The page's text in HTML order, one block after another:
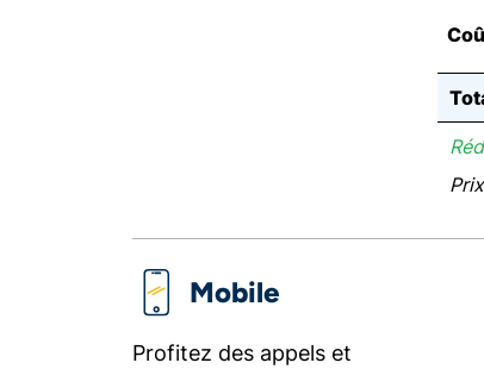
Mobile
Profitez des appels et